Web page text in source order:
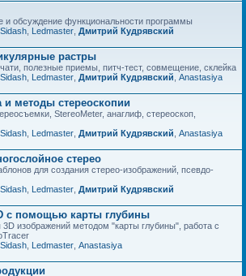
и обсуждение функциональности программы
Ledmaster Дмитрий Кудрявский
растры
полезные приемы, питч-тест, совмещение, склейка
Ledmaster Дмитрий Кудрявский Anastasiya
и методы стереоскопии
StereoMeter, анаглиф, стереоскоп,
Ledmaster Дмитрий Кудрявский Anastasiya
стерео
для создания стерео-изображений, псевдо-
Ledmaster Дмитрий Кудрявский
с помощью карты глубины
изображений методом "карты глубины", работа с
Ledmaster Anastasiya